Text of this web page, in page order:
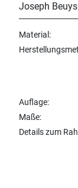
Joseph
Material
Auflage
Maße
Details zum